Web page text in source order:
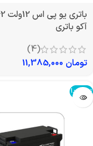
آکو باتری
(4)
تومان
تمام شد!